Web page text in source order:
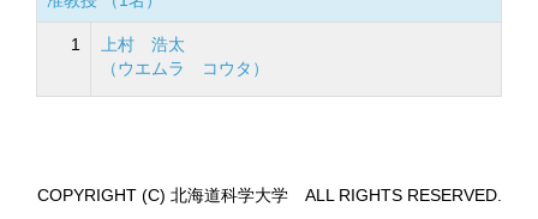
1
上村 浩太
（ウエムラ コウタ）
COPYRIGHT (C) 北海道科学大学 ALL RIGHTS RESERVED.